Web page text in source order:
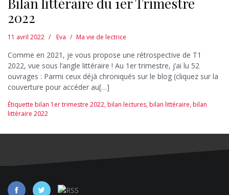
2022
11 avril 2022 Eva Ma vie de lectrice
Comme en 2021, je vous propose une rétrospective de T1
2022, vue sous l’angle littéraire ! Au 1er trimestre, j’ai lu 52
ouvrages : Parmi ceux déjà chroniqués sur le blog (cliquez sur la
couverture pour accéder au[…]
Étiquette bilan 1er trimestre 2022,bilan lectures,bilan littéraire,bilan
littéraire 2022